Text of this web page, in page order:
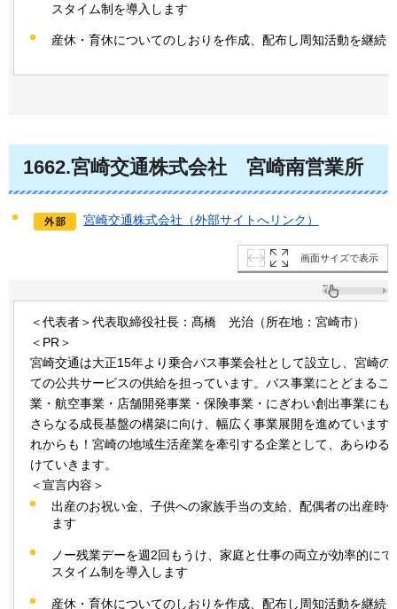
スタイム制を導入します
産休・育休についてのしおりを作成、配布し周知活動を継続
1662.宮崎交通株式会社 宮崎南営業所
宮崎交通株式会社（外部サイトへリンク）
画面サイズで表示
＜代表者＞代表取締役社長：髙橋 光治 （所在地：宮崎市）
＜PR＞
宮崎交通は大正15年より乗合バス事業会社として設立し、宮崎の
ての公共サービスの供給を担っています。バス事業にとどまるこ
業・航空事業・店舗開発事業・保険事業・にぎわい創出事業にも
さらなる成長基盤の構築に向け、幅広く事業展開を進めています
れからも！宮崎の地域生活産業を牽引する企業として、あらゆる
けていきます。
＜宣言内容＞
出産のお祝い金、子供への家族手当の支給、配偶者の出産時
ます
ノー残業デーを週2回もうけ、家庭と仕事の両立が効率的に
スタイム制を導入します
産休・育休についてのしおりを作成、配布し周知活動を継続